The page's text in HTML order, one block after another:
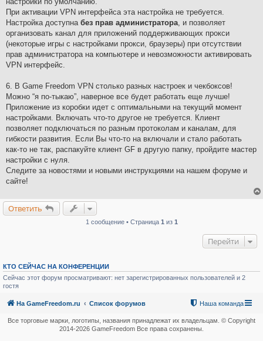
При активации VPN интерфейса эта настройка не требуется.
Настройка доступна без прав администратора , и позволяет
организовать канал для приложений поддерживающих прокси
(некоторые игры с настройками прокси, браузеры) при отсутствии
прав администратора на компьютере и невозможности активировать
VPN интерфейс.
6. В Game Freedom VPN столько разных настроек и чекбоксов!
Можно “я по-тыкаю”, наверное все будет работать еще лучше!
Приложение из коробки идет с оптимальными на текущий момент
настройками. Включать что-то другое не требуется. Клиент
позволяет подключаться по разным протоколам и каналам, для
гибкости развития. Если Вы что-то на включали и стало работать
как-то не так, распакуйте клиент GF в другую папку, пройдите мастер
настройки с нуля.
Следите за новостями и новыми инструкциями на нашем форуме и
сайте!
Ответить
1 сообщение • Страница 1 из 1
Перейти
КТО СЕЙЧАС НА КОНФЕРЕНЦИИ
Сейчас этот форум просматривают: нет зарегистрированных пользователей и 2
гостя
На GameFreedom.ru Список форумов Наша команда
Все торговые марки, логотипы, названия принадлежат их владельцам. © Copyright
2014-2026 GameFreedom Все права сохранены.